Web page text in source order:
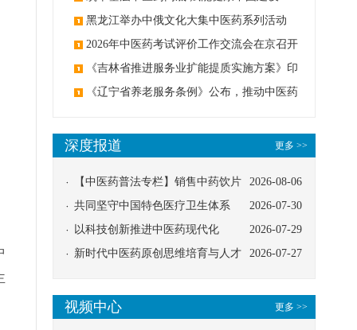
黑龙江举办中俄文化大集中医药系列活动
2026年中医药考试评价工作交流会在京召开
《吉林省推进服务业扩能提质实施方案》印
发：创建中医类国家医学中心
《辽宁省养老服务条例》公布，推动中医药
更多 >>
深度报道
2026-08-06
【中医药普法专栏】销售中药饮片
应告知煎服方法及注意事项
2026-07-30
共同坚守中国特色医疗卫生体系
2026-07-29
以科技创新推进中医药现代化
2026-07-27
新时代中医药原创思维培育与人才
更多 >>
视频中心